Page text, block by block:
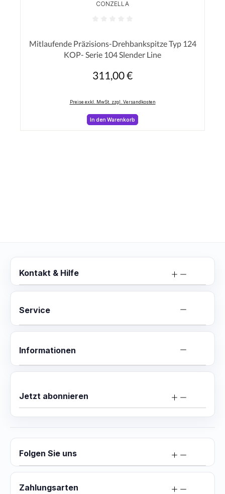
CONZELLA
Mitlaufende Präzisions-Drehbankspitze Typ 124
KOP- Serie 104 Slender Line
Regulärer Preis:
311,00 €
Preise exkl. MwSt. zzgl. Versandkosten
In den Warenkorb
Kontakt & Hilfe
Service
Informationen
Jetzt abonnieren
Folgen Sie uns
Zahlungsarten